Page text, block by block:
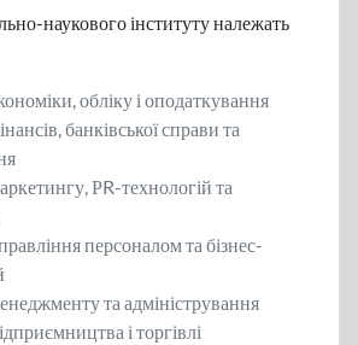
наукового інституту належать
обліку і оподаткування
банківської справи та
РR-технологій та
персоналом та бізнес-
та адміністрування
і торгівлі